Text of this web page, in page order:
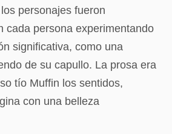
personajes fueron
cada persona experimentando
significativa, como una
de su capullo. La prosa era
tío Muffin los sentidos,
con una belleza